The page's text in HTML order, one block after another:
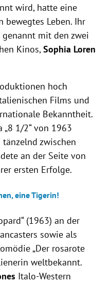
wird, hatte eine
bewegtes Leben. Ihr
mit den zwei
Kinos,Sophia Loren
hoch
Films und
Bekanntheit.
1/2“ von 1963
zwischen
an der Seite von
ersten Erfolge.
eine Tigerin!
(1963) an der
sowie als
„Der rosarote
weltbekannt.
Italo-Western